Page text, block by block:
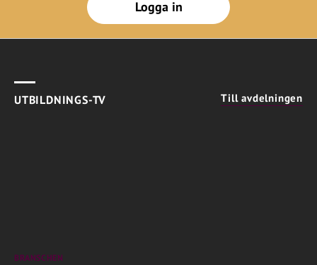
Logga in
UTBILDNINGS-TV Till avdelningen
BRANSCHEN